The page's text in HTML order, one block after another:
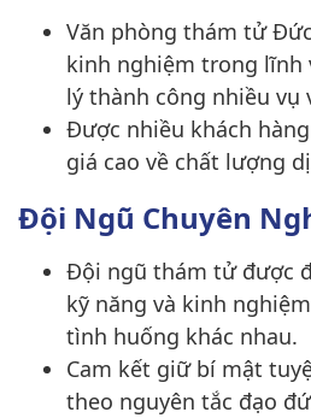
Văn phòng thám tử
kinh nghiệm trong
lý thành công nhiều vụ
Được nhiều khách
giá cao về chất lượng
Đội Ngũ Chuyên
Đội ngũ thám tử được
kỹ năng và kinh
tình huống khác nhau.
Cam kết giữ bí mật
theo nguyên tắc đạo